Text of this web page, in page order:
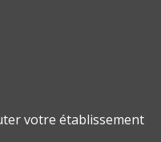
votre établissement